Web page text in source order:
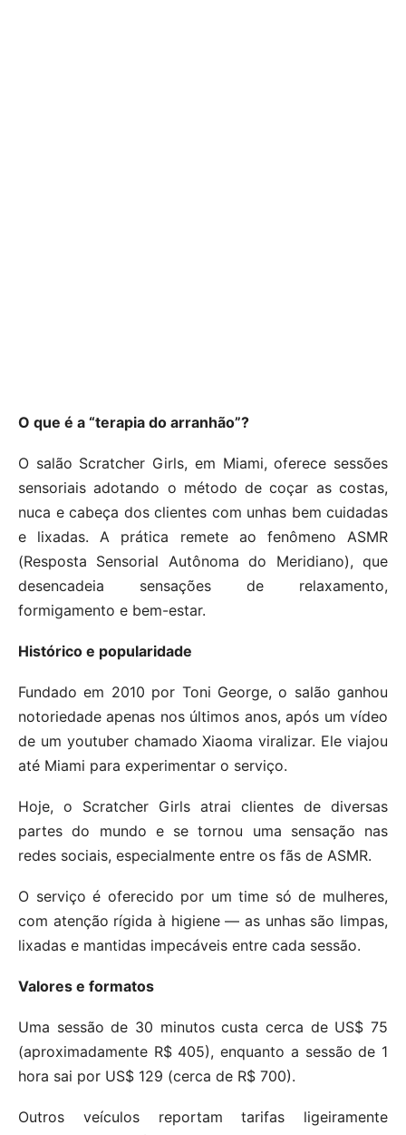
O que é a “terapia do arranhão”?
O salão Scratcher Girls, em Miami, oferece sessões
sensoriais adotando o método de coçar as costas,
nuca e cabeça dos clientes com unhas bem cuidadas
e lixadas. A prática remete ao fenômeno ASMR
(Resposta Sensorial Autônoma do Meridiano), que
desencadeia sensações de relaxamento,
formigamento e bem-estar.
Histórico e popularidade
Fundado em 2010 por Toni George, o salão ganhou
notoriedade apenas nos últimos anos, após um vídeo
de um youtuber chamado Xiaoma viralizar. Ele viajou
até Miami para experimentar o serviço.
Hoje, o Scratcher Girls atrai clientes de diversas
partes do mundo e se tornou uma sensação nas
redes sociais, especialmente entre os fãs de ASMR.
O serviço é oferecido por um time só de mulheres,
com atenção rígida à higiene — as unhas são limpas,
lixadas e mantidas impecáveis entre cada sessão.
Valores e formatos
Uma sessão de 30 minutos custa cerca de US$ 75
(aproximadamente R$ 405), enquanto a sessão de 1
hora sai por US$ 129 (cerca de R$ 700).
Outros veículos reportam tarifas ligeiramente